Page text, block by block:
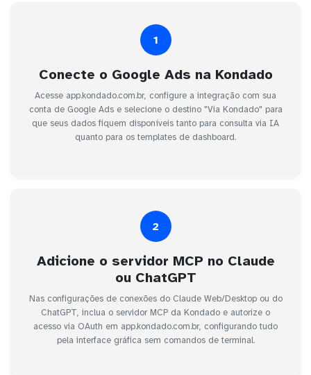
1
Conecte o Google Ads na Kondado
Acesse app.kondado.com.br, configure a integração com sua
conta de Google Ads e selecione o destino "Via Kondado" para
que seus dados fiquem disponíveis tanto para consulta via IA
quanto para os templates de dashboard.
2
Adicione o servidor MCP no Claude
ou ChatGPT
Nas configurações de conexões do Claude Web/Desktop ou do
ChatGPT, inclua o servidor MCP da Kondado e autorize o
acesso via OAuth em app.kondado.com.br, configurando tudo
pela interface gráfica sem comandos de terminal.